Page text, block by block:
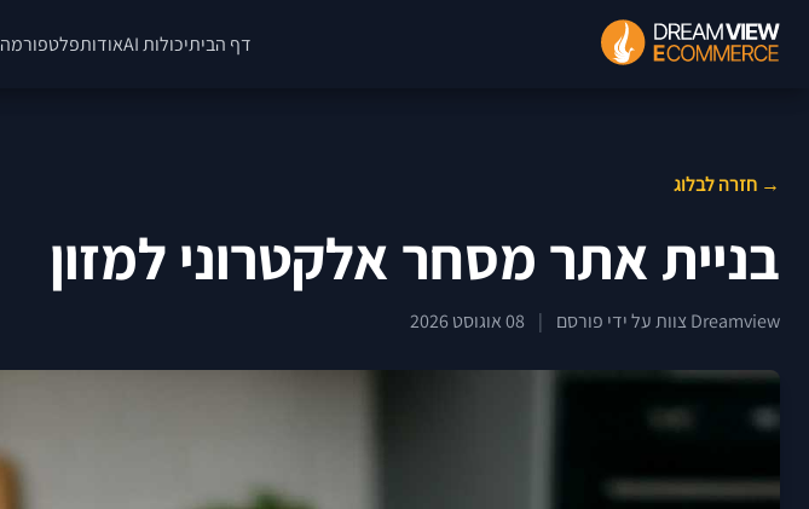
דף הביתיכולות AI אודותפלטפורמה
→ חזרה לבלוג
בניית אתר מסחר אלקטרוני למזון
Dreamview צוות על ידי פורסם | 08 אוגוסט 2026